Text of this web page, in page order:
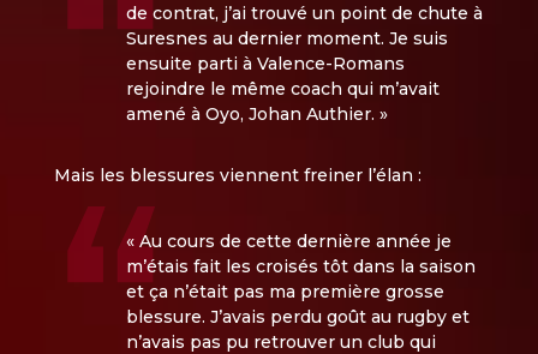
de contrat, j’ai trouvé un point de chute à
Suresnes au dernier moment. Je suis
ensuite parti à Valence-Romans
rejoindre le même coach qui m’avait
amené à Oyo, Johan Authier. »
Mais les blessures viennent freiner l’élan :
« Au cours de cette dernière année je
m’étais fait les croisés tôt dans la saison
et ça n’était pas ma première grosse
blessure. J’avais perdu goût au rugby et
n’avais pas pu retrouver un club qui